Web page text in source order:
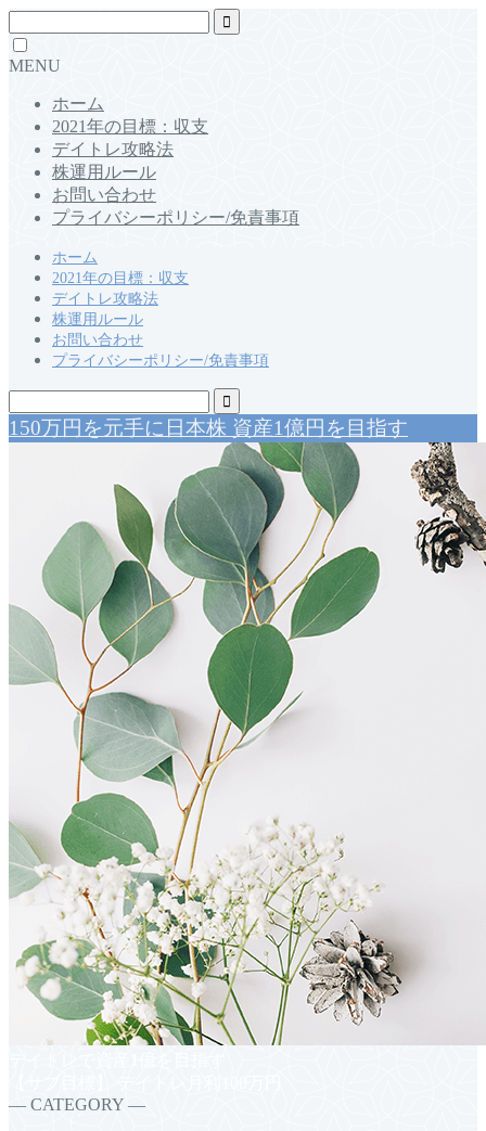
MENU
ホーム
2021年の目標：収支
デイトレ攻略法
株運用ルール
お問い合わせ
プライバシーポリシー/免責事項
ホーム
2021年の目標：収支
デイトレ攻略法
株運用ルール
お問い合わせ
プライバシーポリシー/免責事項
150万円を元手に日本株 資産1億円を目指す
― CATEGORY ―